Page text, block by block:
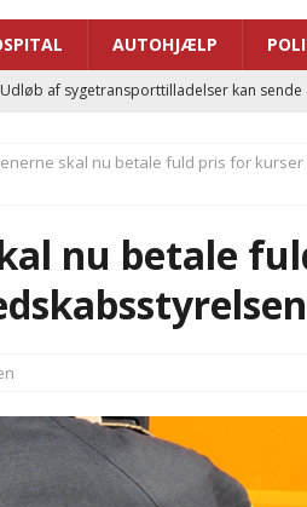
AUTOHJÆLP
af sygetransporttilladelser kan sende
og el-sygetransportvogn til Samsø
politiuddannelse skal ruste betjentene til
gennemsnitlige responstid steg
skal nu betale fuld pris for kurser
nu betale